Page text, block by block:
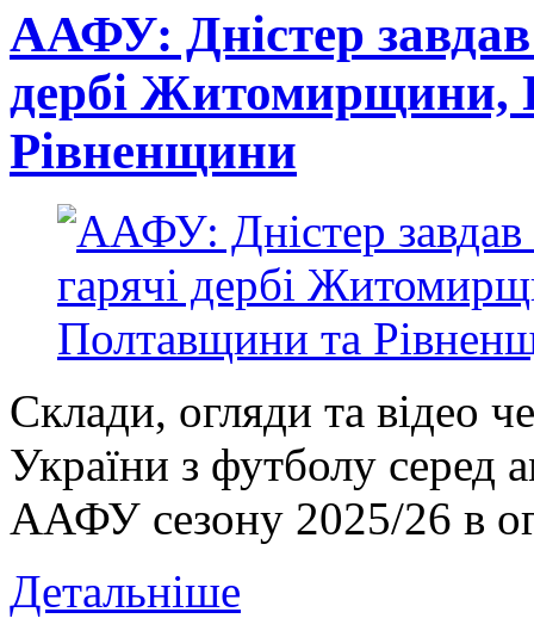
ААФУ: Дністер
дербі Житомирщини,
Рівненщини
Склади, огляди та відео
України з футболу серед
ААФУ сезону 2025/26 в
Детальніше